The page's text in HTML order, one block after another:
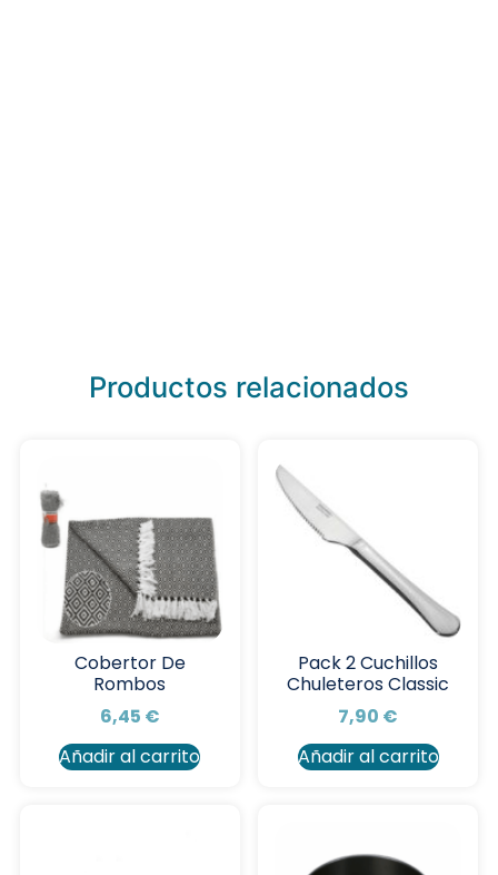
Productos relacionados
Cobertor De
Rombos
6,45 €
Añadir al carrito
Pack 2 Cuchillos
Chuleteros Classic
7,90 €
Añadir al carrito